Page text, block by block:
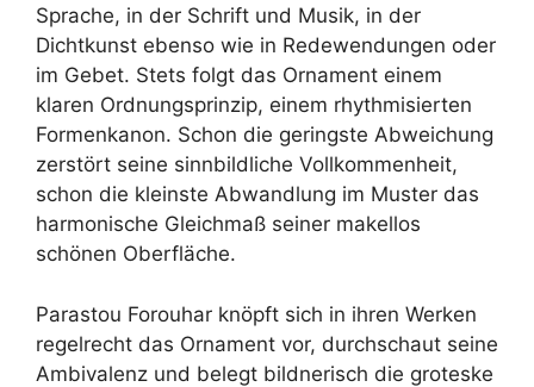
Sprache, in der Schrift und Musik, in der
Dichtkunst ebenso wie in Redewendungen oder
im Gebet. Stets folgt das Ornament einem
klaren Ordnungsprinzip, einem rhythmisierten
Formenkanon. Schon die geringste Abweichung
zerstört seine sinnbildliche Vollkommenheit,
schon die kleinste Abwandlung im Muster das
harmonische Gleichmaß seiner makellos
schönen Oberfläche.
Parastou Forouhar knöpft sich in ihren Werken
regelrecht das Ornament vor, durchschaut seine
Ambivalenz und belegt bildnerisch die groteske